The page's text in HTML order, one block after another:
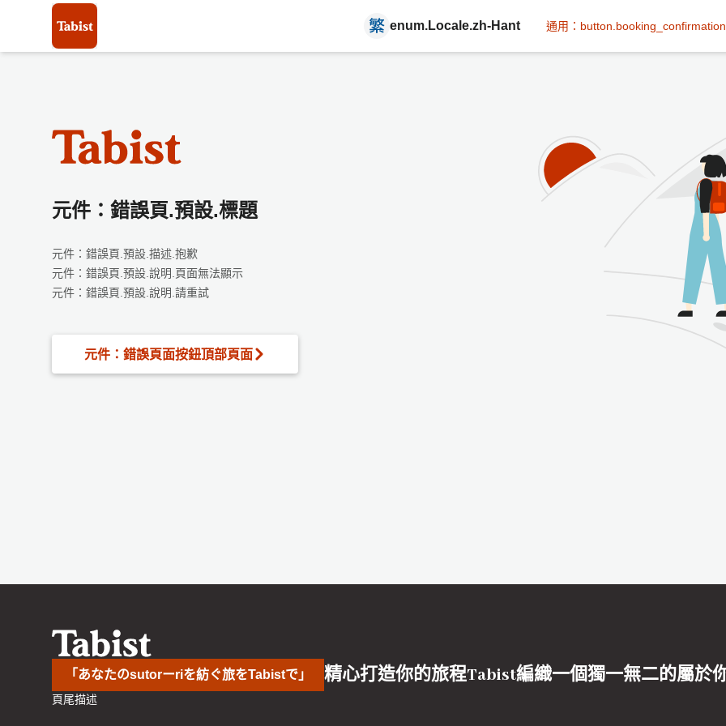
enum.Locale.zh-Hant 通用：button.booking_confirmation
元件：錯誤頁.預設.標題
元件：錯誤頁.預設.描述.抱歉
元件：錯誤頁.預設.說明.頁面無法顯示
元件：錯誤頁.預設.說明.請重試
元件：錯誤頁面按鈕頂部頁面
「あなたのsutorーriを紡ぐ旅をTabistで」 精心打造你的旅程Tabist編織一個獨一無二的屬於
頁尾描述